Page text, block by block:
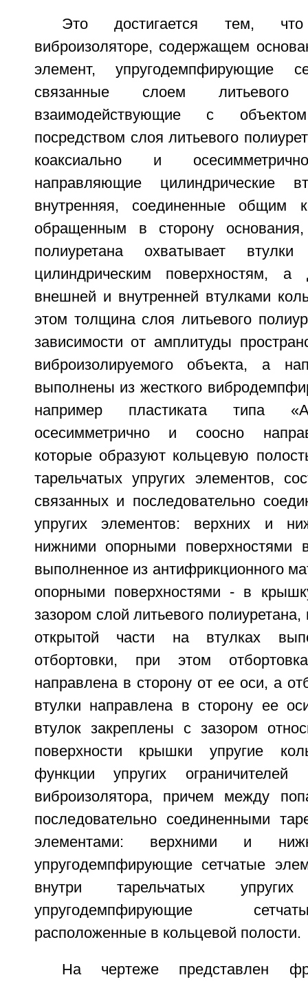
Это достигается тем,
виброизоляторе, содержащем
элемент, упругодемпфирующие
связанные слоем
взаимодействующие с
посредством слоя литьевого
коаксиально и
направляющие цилиндрические
внутренняя, соединенные общим
обращенным в сторону
полиуретана охватывает
цилиндрическим поверхностям,
внешней и внутренней втулками
этом толщина слоя литьевого
зависимости от амплитуды
виброизолируемого объекта, а
выполнены из жесткого
например пластиката типа
осесимметрично и соосно
которые образуют кольцевую
тарельчатых упругих элементов,
связанных и последовательно
упругих элементов: верхних и
нижними опорными поверхностями
выполненное из антифрикционного
опорными поверхностями - в
зазором слой литьевого
открытой части на втулках
отбортовки, при этом
направлена в сторону от ее оси, а
втулки направлена в сторону ее
втулок закреплены с зазором
поверхности крышки упругие
функции упругих ограничителей
виброизолятора, причем между
последовательно соединенными
элементами: верхними и
упругодемпфирующие сетчатые
внутри тарельчатых
упругодемпфирующие
расположенные в кольцевой полости.
На чертеже представлен